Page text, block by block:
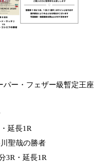
パー・フェザー級暫定王座
延長1R
聖哉の勝者
3R・延長1R